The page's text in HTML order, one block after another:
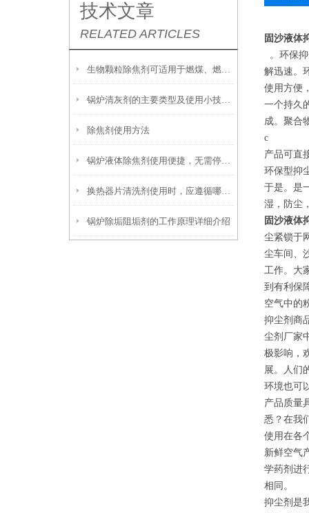
技术文章
RELATED ARTICLES
生物颗粒除焦剂可适用于燃煤、燃油及生物质混燃锅炉的定期除焦
锅炉清灰剂的主要类型及使用小技巧分享
除焦剂使用方法
锅炉液体除焦剂使用便捷，无需停炉即可在线投加
换热器片清洗剂使用时，应遵循哪些步骤？
锅炉除垢阻垢剂的工作原理详细介绍
固沙液体
。环保
解迅速。
使用方便
一个持久
成。聚合
c
产品可直
环保型抑
于是。是
湿，防尘
固沙液体
尘紧锁于
尘车间、
工作。大
到有利保
空气中的
抑尘剂商
尘剂厂家
极影响，
展。人们
环境也可
产品质量
悉？在我
使用在各
新鲜空气
学药剂进
相同。
抑尘剂是